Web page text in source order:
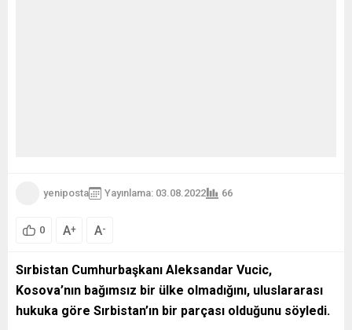
yeniposta Yayınlama: 03.08.2022 66
0 A+ A-
Sırbistan Cumhurbaşkanı Aleksandar Vucic,
Kosova’nın bağımsız bir ülke olmadığını, uluslararası
hukuka göre Sırbistan’ın bir parçası olduğunu söyledi.